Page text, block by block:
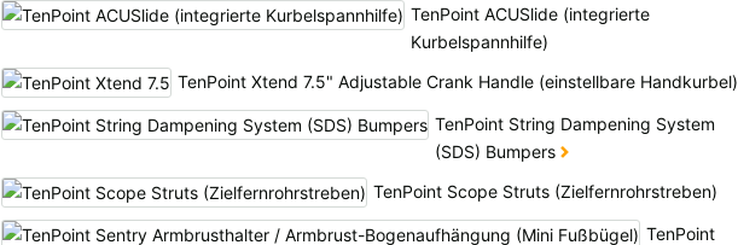
TenPoint ACUSlide (integrierte
Kurbelspannhilfe)
TenPoint Xtend 7.5" Adjustable Crank Handle (einstellbare Handkurbel)
TenPoint String Dampening System
(SDS) Bumpers
TenPoint Scope Struts (Zielfernrohrstreben)
TenPoint